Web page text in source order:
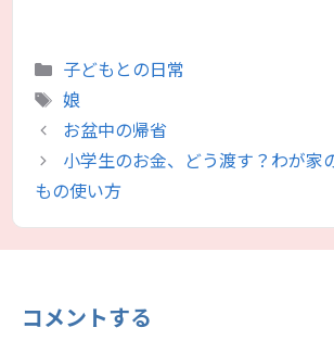
カ
テ
ゴ
リ
ー
子どもとの日常
タ
グ
娘
お盆中の帰省
小学生のお金、どう渡す？わが家
もの使い方
コメントする